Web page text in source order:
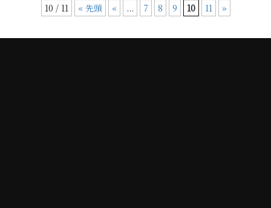
10 / 11 « 先頭 « ... 7 8 9 10 11 »